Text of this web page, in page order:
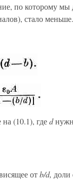
по которому
стало меньше.
(10.1), гдеd
отb/d, доли